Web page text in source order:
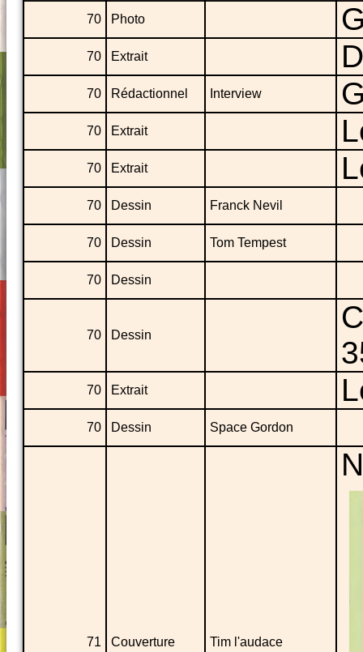
70 Photo
70 Extrait
70 Rédactionnel Interview
70 Extrait
70 Extrait
70 Dessin Franck Nevil
70 Dessin Tom Tempest
70 Dessin
70 Dessin
70 Extrait
70 Dessin Space Gordon
71 Couverture Tim l'audace